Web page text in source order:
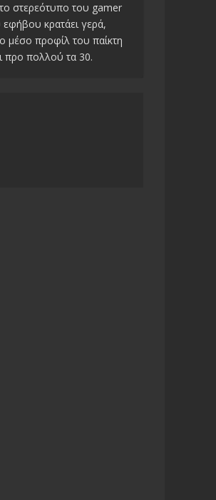
στερεότυπο του gamer
κρατάει γερά,
μέσο προφίλ του παίκτη
προ πολλού τα 30.